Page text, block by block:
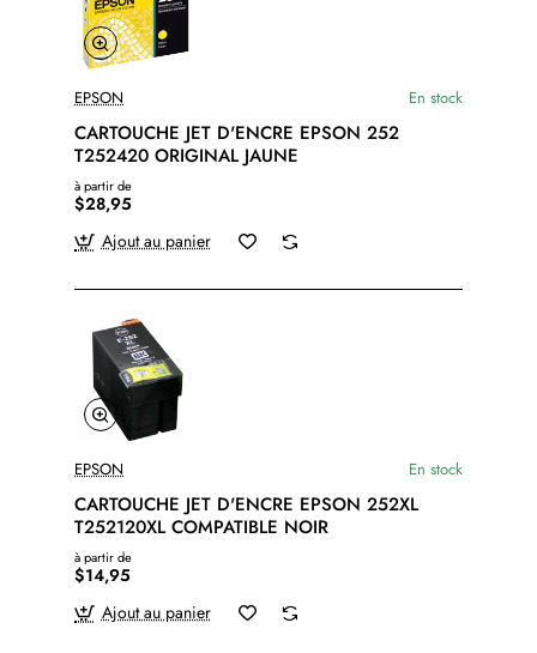
EPSON En stock
CARTOUCHE JET D'ENCRE EPSON 252
T252420 ORIGINAL JAUNE
à partir de
$28,95
Ajout au panier
EPSON En stock
CARTOUCHE JET D'ENCRE EPSON 252XL
T252120XL COMPATIBLE NOIR
à partir de
$14,95
Ajout au panier